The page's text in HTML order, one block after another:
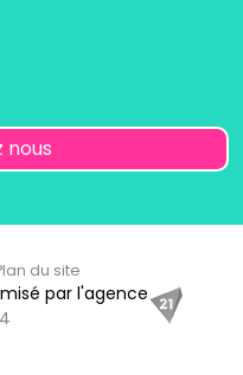
du site
par l'agence